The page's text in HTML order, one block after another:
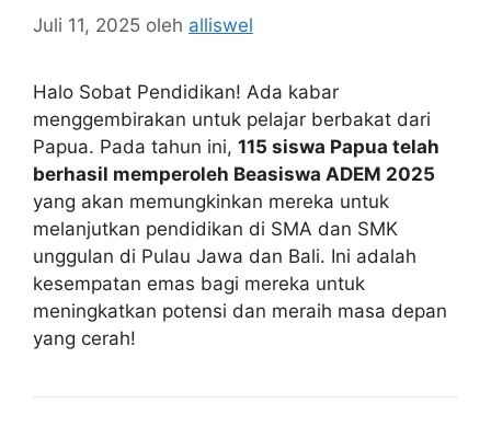
Juli 11, 2025 oleh alliswel
Halo Sobat Pendidikan! Ada kabar
menggembirakan untuk pelajar berbakat dari
Papua. Pada tahun ini, 115 siswa Papua telah
berhasil memperoleh Beasiswa ADEM 2025
yang akan memungkinkan mereka untuk
melanjutkan pendidikan di SMA dan SMK
unggulan di Pulau Jawa dan Bali. Ini adalah
kesempatan emas bagi mereka untuk
meningkatkan potensi dan meraih masa depan
yang cerah!